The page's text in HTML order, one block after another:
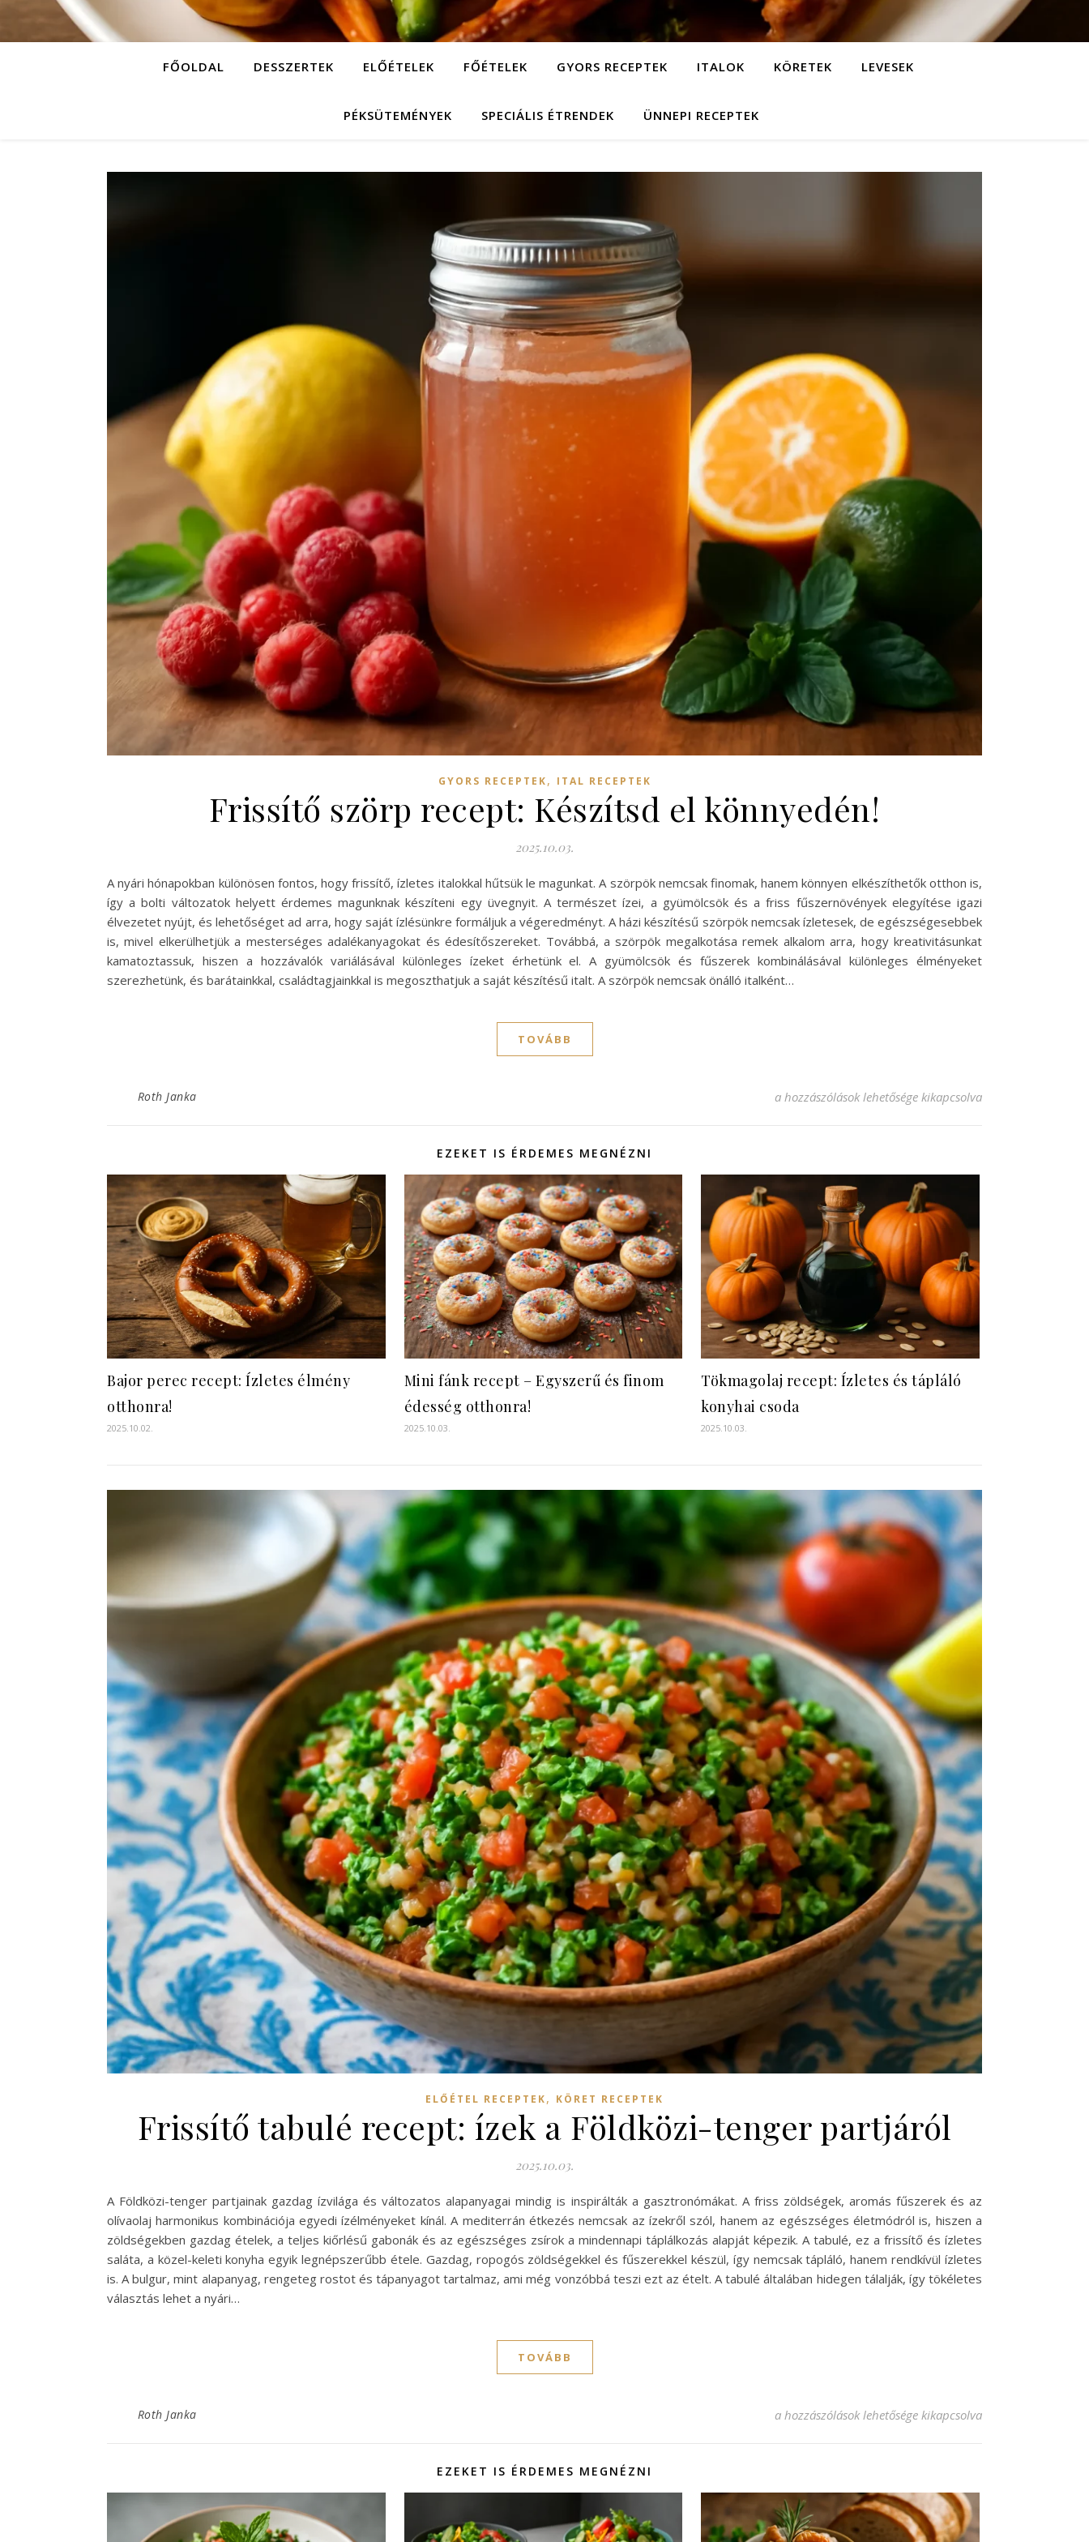
FŐOLDAL DESSZERTEK ELŐÉTELEK FŐÉTELEK GYORS RECEPTEK ITALOK KÖRETEK LEVESEK
PÉKSÜTEMÉNYEK SPECIÁLIS ÉTRENDEK ÜNNEPI RECEPTEK
GYORS RECEPTEK, ITAL RECEPTEK
Frissítő szörp recept: Készítsd el könnyedén!
2025.10.03.
A nyári hónapokban különösen fontos, hogy frissítő, ízletes italokkal hűtsük le magunkat. A szörpök nemcsak finomak, hanem könnyen elkészíthetők otthon is,
így a bolti változatok helyett érdemes magunknak készíteni egy üvegnyit. A természet ízei, a gyümölcsök és a friss fűszernövények elegyítése igazi
élvezetet nyújt, és lehetőséget ad arra, hogy saját ízlésünkre formáljuk a végeredményt. A házi készítésű szörpök nemcsak ízletesek, de egészségesebbek
is, mivel elkerülhetjük a mesterséges adalékanyagokat és édesítőszereket. Továbbá, a szörpök megalkotása remek alkalom arra, hogy kreativitásunkat
kamatoztassuk, hiszen a hozzávalók variálásával különleges ízeket érhetünk el. A gyümölcsök és fűszerek kombinálásával különleges élményeket
szerezhetünk, és barátainkkal, családtagjainkkal is megoszthatjuk a saját készítésű italt. A szörpök nemcsak önálló italként…
TOVÁBB
Roth Janka Frissítő szörp recept: Készítsd el könnyedén! bejegyzéshez
a hozzászólások lehetősége kikapcsolva
EZEKET IS ÉRDEMES MEGNÉZNI
Bajor perec recept: Ízletes élmény
otthonra!
2025.10.02.
Mini fánk recept – Egyszerű és finom
édesség otthonra!
2025.10.03.
Tökmagolaj recept: Ízletes és tápláló
konyhai csoda
2025.10.03.
ELŐÉTEL RECEPTEK, KÖRET RECEPTEK
Frissítő tabulé recept: ízek a Földközi-tenger partjáról
2025.10.03.
A Földközi-tenger partjainak gazdag ízvilága és változatos alapanyagai mindig is inspirálták a gasztronómákat. A friss zöldségek, aromás fűszerek és az
olívaolaj harmonikus kombinációja egyedi ízélményeket kínál. A mediterrán étkezés nemcsak az ízekről szól, hanem az egészséges életmódról is, hiszen a
zöldségekben gazdag ételek, a teljes kiőrlésű gabonák és az egészséges zsírok a mindennapi táplálkozás alapját képezik. A tabulé, ez a frissítő és ízletes
saláta, a közel-keleti konyha egyik legnépszerűbb étele. Gazdag, ropogós zöldségekkel és fűszerekkel készül, így nemcsak tápláló, hanem rendkívül ízletes
is. A bulgur, mint alapanyag, rengeteg rostot és tápanyagot tartalmaz, ami még vonzóbbá teszi ezt az ételt. A tabulé általában hidegen tálalják, így tökéletes
választás lehet a nyári…
TOVÁBB
Roth Janka Frissítő tabulé recept: ízek a Földközi-tenger partjáról
a hozzászólások lehetősége kikapcsolva
EZEKET IS ÉRDEMES MEGNÉZNI